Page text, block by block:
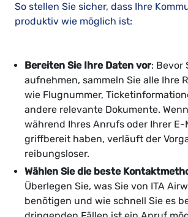
So stellen Sie sicher, dass Ihre
produktiv wie möglich ist:
Bereiten Sie Ihre Daten vor: Bevor
aufnehmen, sammeln Sie alle Ihre
wie Flugnummer,
andere relevante Dokumente.
während Ihres Anrufs oder Ihrer E-
griffbereit haben, verläuft der
reibungsloser.
Wählen Sie die beste
Überlegen Sie, was Sie von ITA
benötigen und wie schnell Sie es